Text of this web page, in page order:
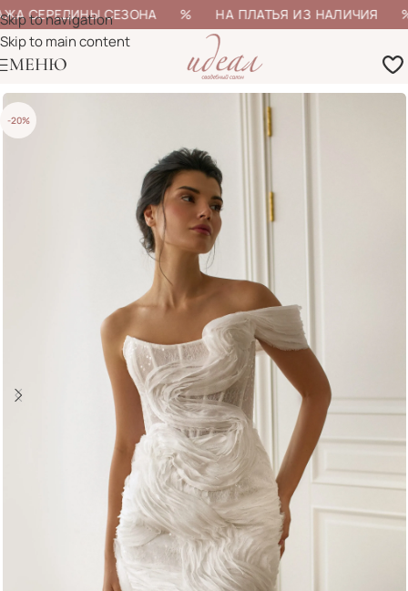
СЕРЕДИНЫ СЕЗОНА % НА ПЛАТЬЯ ИЗ НАЛИЧИЯ
Skip to navigation
Skip to main content
МЕНЮ
-20%